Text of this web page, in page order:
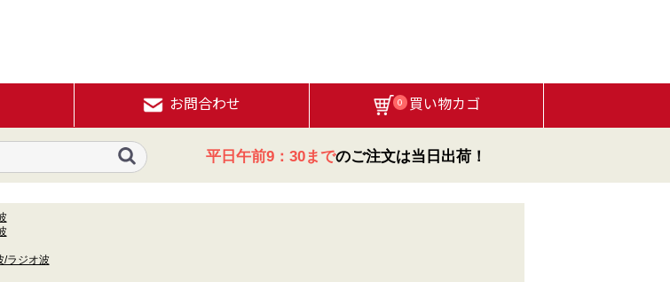
お問合わせ 0 買い物カゴ
平日午前9：30までのご注文は当日出荷！
/ラジオ波